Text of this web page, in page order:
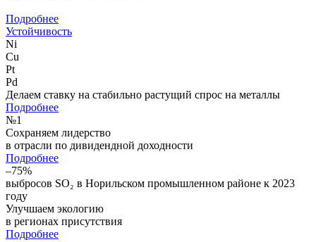
Подробнее
Устойчивость
Ni
Cu
Pt
Pd
Делаем ставку на стабильно растущий спрос на металлы
Подробнее
№1
Сохраняем лидерство
в отрасли по дивидендной доходности
Подробнее
–75%
выбросов SO₂ в Норильском промышленном районе к 2023
году
Улучшаем экологию
в регионах присутствия
Подробнее